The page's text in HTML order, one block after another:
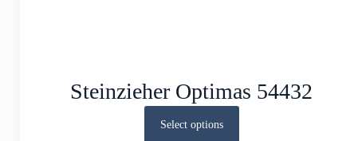
Steinzieher Optimas 54432
Select options